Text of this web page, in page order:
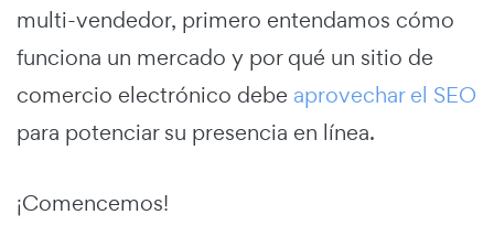
multi-vendedor, primero entendamos cómo
funciona un mercado y por qué un sitio de
comercio electrónico debe aprovechar el SEO
para potenciar su presencia en línea.
¡Comencemos!